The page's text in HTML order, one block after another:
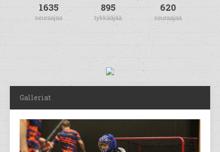
1635
seuraajaa
895
tykkääjää
620
seuraajaa
Galleriat